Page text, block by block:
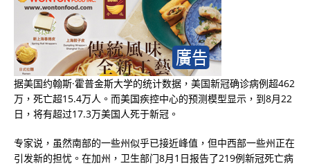
据美国约翰斯·霍普金斯大学的统计数据，美国新冠确诊病例超462
万，死亡超15.4万人。而美国疾控中心的预测模型显示，到8月22
日，将有超过17.3万美国人死于新冠。
专家说，虽然南部的一些州似乎已接近峰值，但中西部一些州正在
引发新的担忧。在加州，卫生部门8月1日报告了219例新冠死亡病